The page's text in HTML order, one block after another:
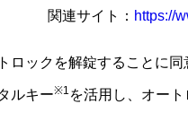
関連サイト： https://
ロックを解錠することに同
ルキー※1 を活用し、オー